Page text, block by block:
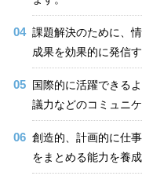
課題解決のために、
成果を効果的に発信
国際的に活躍できる
議力などのコミュニ
創造的、計画的に仕
をまとめる能力を養成